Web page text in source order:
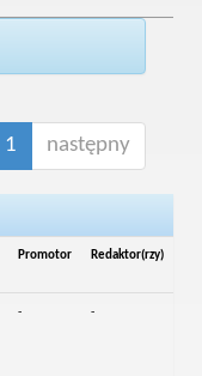
1 następny
Promotor Redaktor(rzy)
- -